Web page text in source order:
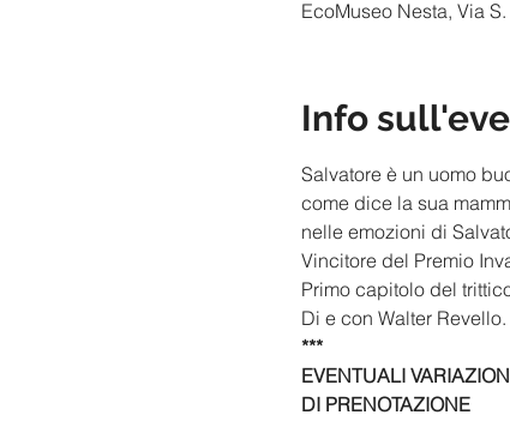
EcoMuseo Nesta, Via
Info
Salvatore è un uomo
come dice la sua
nelle emozioni di
Vincitore del Premio
Primo capitolo del
Di e con Walter Revello.
***
EVENTUALI
DI PRENOTAZIONE